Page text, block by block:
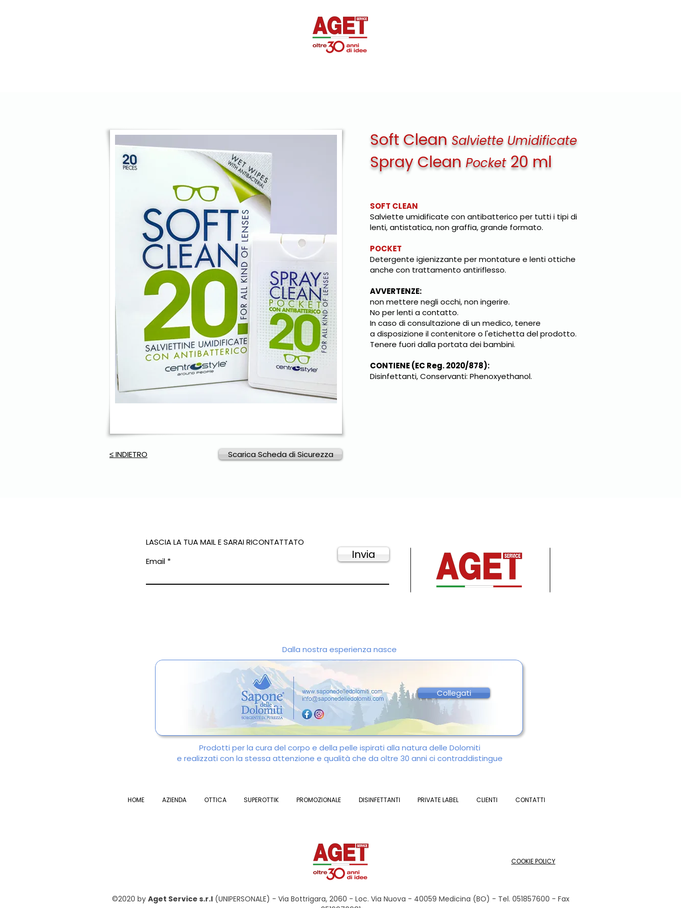
≤ INDIETRO Scarica Scheda di Sicurezza
Soft Clean Salviette Umidificate
Spray Clean Pocket 20 ml
SOFT CLEAN
Salviette umidificate con antibatterico per tutti i tipi di
lenti, antistatica, non graffia, grande formato.
POCKET
Detergente igienizzante per montature e lenti ottiche
anche con trattamento antiriflesso.
AVVERTENZE:
non mettere negli occhi, non ingerire.
No per lenti a contatto.
In caso di consultazione di un medico, tenere
a disposizione il contenitore o l'etichetta del prodotto.
Tenere fuori dalla portata dei bambini.
CONTIENE (EC Reg. 2020/878):
Disinfettanti, Conservanti: Phenoxyethanol.
LASCIA LA TUA MAIL E SARAI RICONTATTATO
Email
Invia
Dalla nostra esperienza nasce
Collegati
Prodotti per la cura del corpo e della pelle ispirati alla natura delle Dolomiti
e realizzati con la stessa attenzione e qualità che da oltre 30 anni ci contraddistingue
HOME AZIENDA OTTICA SUPEROTTIK PROMOZIONALE DISINFETTANTI PRIVATE LABEL CLIENTI CONTATTI
COOKIE POLICY
©2020 by Aget Service s.r.l(UNIPERSONALE) - Via Bottrigara, 2060 - Loc. Via Nuova - 40059 Medicina (BO) - Tel. 051857600 - Fax